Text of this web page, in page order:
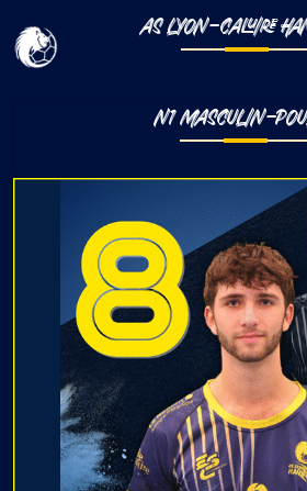
AS LYON-CALUIRE
N1 MASCULIN-